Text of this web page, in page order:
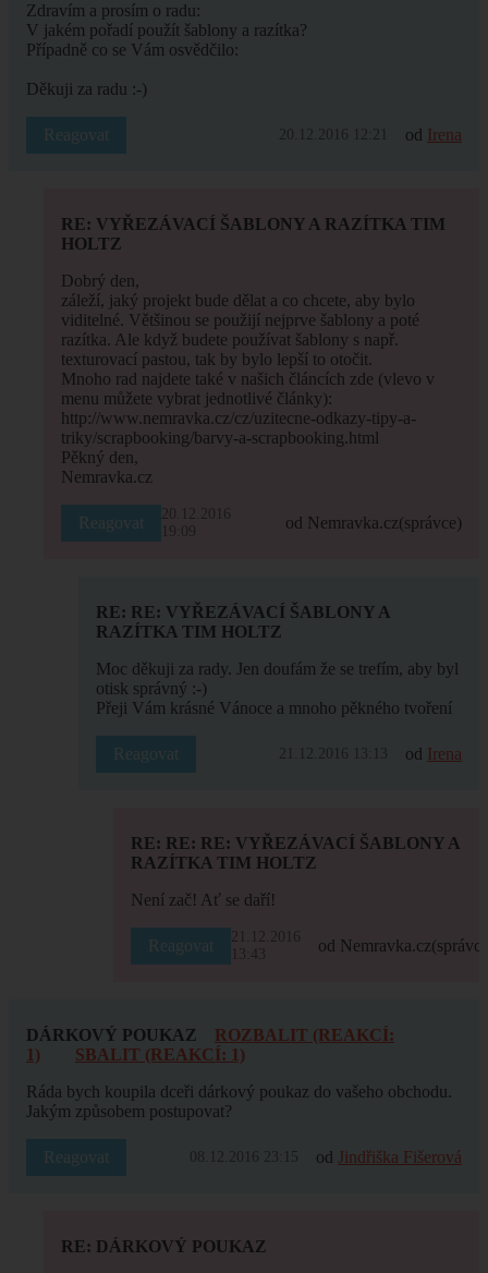
Zdravím a prosím o radu:
V jakém pořadí použít šablony a razítka?
Případně co se Vám osvědčilo:
Děkuji za radu :-)
Reagovat 20.12.2016 12:21 od Irena
RE: VYŘEZÁVACÍ ŠABLONY A RAZÍTKA TIM
HOLTZ
Dobrý den,
záleží, jaký projekt bude dělat a co chcete, aby bylo
viditelné. Většinou se použijí nejprve šablony a poté
razítka. Ale když budete používat šablony s např.
texturovací pastou, tak by bylo lepší to otočit.
Mnoho rad najdete také v našich článcích zde (vlevo v
menu můžete vybrat jednotlivé články):
http://www.nemravka.cz/cz/uzitecne-odkazy-tipy-a-
triky/scrapbooking/barvy-a-scrapbooking.html
Pěkný den,
Nemravka.cz
Reagovat
20.12.2016
19:09
od Nemravka.cz(správce)
RE: RE: VYŘEZÁVACÍ ŠABLONY A
RAZÍTKA TIM HOLTZ
Moc děkuji za rady. Jen doufám že se trefím, aby byl
otisk správný :-)
Přeji Vám krásné Vánoce a mnoho pěkného tvoření
Reagovat 21.12.2016 13:13 od Irena
RE: RE: RE: VYŘEZÁVACÍ ŠABLONY A
RAZÍTKA TIM HOLTZ
Není zač! Ať se daří!
Reagovat
21.12.2016
13:43
od Nemravka.cz
DÁRKOVÝ POUKAZ
ROZBALIT (REAKCÍ:
1)
SBALIT (REAKCÍ: 1)
Ráda bych koupila dceři dárkový poukaz do vašeho obchodu.
Jakým způsobem postupovat?
Reagovat 08.12.2016 23:15 od Jindřiška Fišerová
RE: DÁRKOVÝ POUKAZ